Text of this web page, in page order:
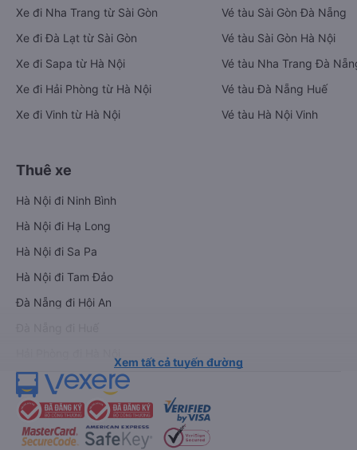
Xe đi Nha Trang từ Sài Gòn
Xe đi Đà Lạt từ Sài Gòn
Xe đi Sapa từ Hà Nội
Xe đi Hải Phòng từ Hà Nội
Xe đi Vinh từ Hà Nội
Vé tàu Sài Gòn Đà Nẵng
Vé tàu Sài Gòn Hà Nội
Vé tàu Nha Trang Đà
Vé tàu Đà Nẵng Huế
Vé tàu Hà Nội Vinh
Thuê xe
Hà Nội đi Ninh Bình
Hà Nội đi Hạ Long
Hà Nội đi Sa Pa
Hà Nội đi Tam Đảo
Đà Nẵng đi Hội An
Xem tất cả tuyến đường